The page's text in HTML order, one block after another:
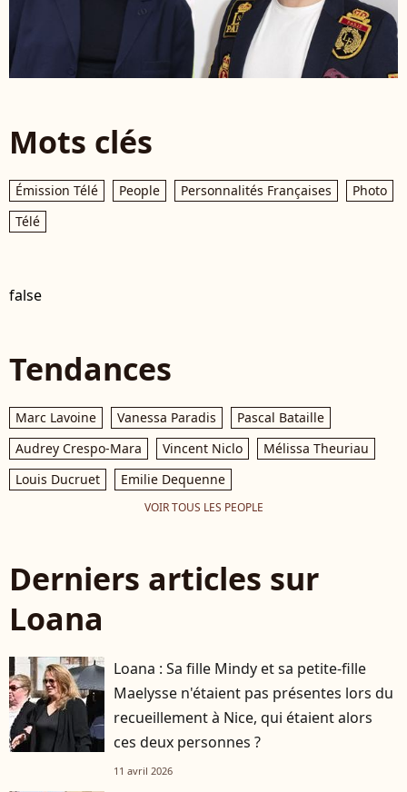
Mots clés
Émission Télé People Personnalités Françaises
Photo
Télé
false
Tendances
Marc Lavoine Vanessa Paradis
Pascal Bataille
Audrey Crespo-Mara
Vincent Niclo
Mélissa Theuriau
Louis Ducruet
Emilie Dequenne
VOIR TOUS LES PEOPLE
Derniers articles sur
Loana
Loana : Sa fille Mindy et sa petite-fille
Maelysse n'étaient pas présentes lors du
recueillement à Nice, qui étaient alors
ces deux personnes ?
11 avril 2026